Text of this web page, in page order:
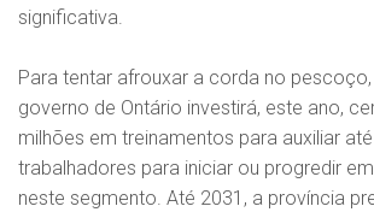
significativa.
Para tentar afrouxar a corda no
governo de Ontário investirá, este ano,
milhões em treinamentos para auxiliar
trabalhadores para iniciar ou progredir
neste segmento. Até 2031, a província